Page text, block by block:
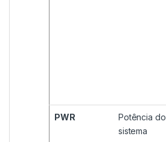
PWR
Potência do
sistema